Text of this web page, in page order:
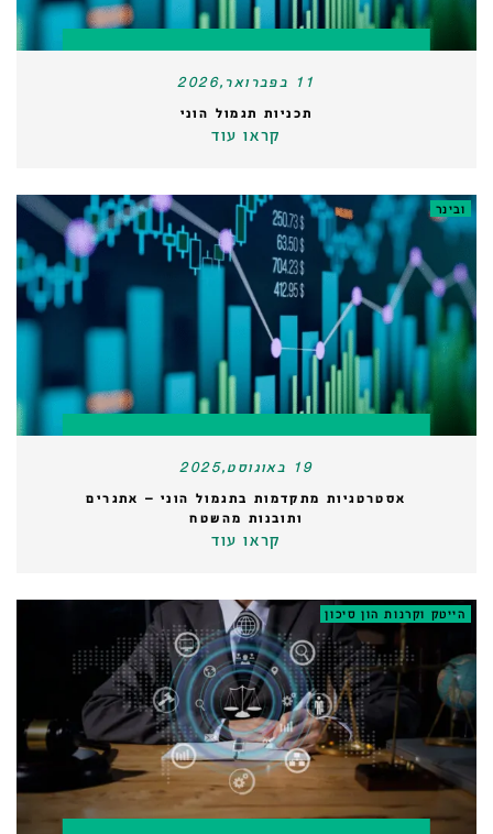
11 בפברואר,2026
תכניות תגמול הוני
קראו עוד
ובינר
19 באוגוסט,2025
אסטרטגיות מתקדמות בתגמול הוני – אתגרים
ותובנות מהשטח
קראו עוד
הייטק וקרנות הון סיכון